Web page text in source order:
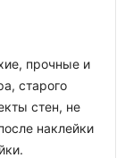
прочные и
старого
стен, не
наклейки